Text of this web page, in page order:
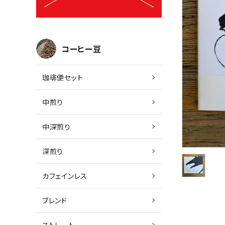
コーヒー豆
珈琲便セット
中煎り
中深煎り
深煎り
カフェインレス
ブレンド